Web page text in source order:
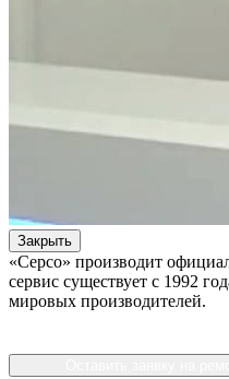
Закрыть
«Серсо» производит
сервис существует с 1992
мировых производителей.